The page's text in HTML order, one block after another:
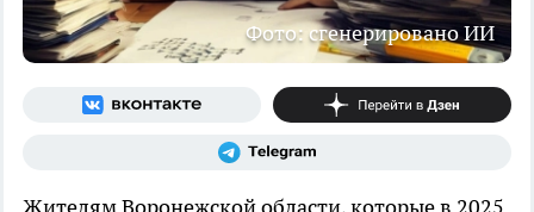
Фото: сгенерировано ИИ
Жителям Воронежской области, которые в 2025